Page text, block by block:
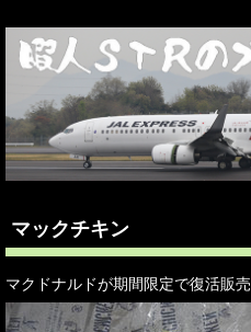
マックチキン
マクドナルドが期間限定で復活販